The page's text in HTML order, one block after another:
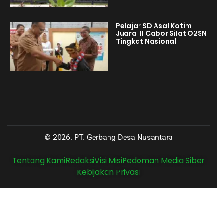
Pelajar SD Asal Kotim
Juara III Cabor Silat O2SN
Tingkat Nasional
© 2026. PT. Gerbang Desa Nusantara
Tentang KamiRedaksiVisi MisiPedoman Media Siber
Kebijakan Privasi